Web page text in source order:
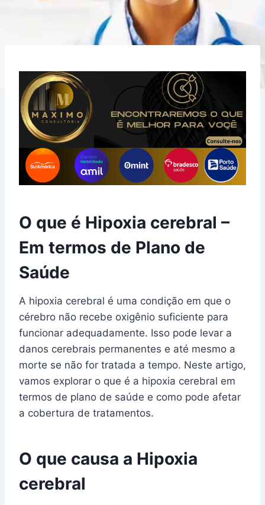
O que é Hipoxia cerebral –
Em termos de Plano de
Saúde
A hipoxia cerebral é uma condição em que o
cérebro não recebe oxigênio suficiente para
funcionar adequadamente. Isso pode levar a
danos cerebrais permanentes e até mesmo a
morte se não for tratada a tempo. Neste artigo,
vamos explorar o que é a hipoxia cerebral em
termos de plano de saúde e como pode afetar
a cobertura de tratamentos.
O que causa a Hipoxia
cerebral